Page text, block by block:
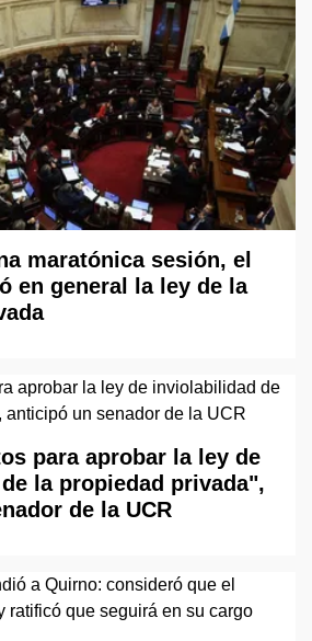
maratónica sesión, el
en general la ley de la
para aprobar la ley de
la propiedad privada",
de la UCR